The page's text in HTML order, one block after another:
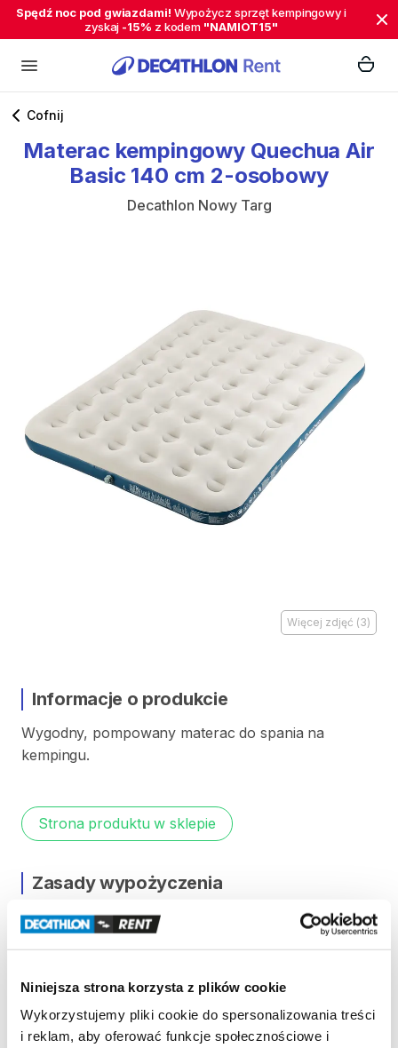
Niniejsza strona korzysta z plików cookie
Wykorzystujemy pliki cookie do spersonalizowania treści
i reklam, aby oferować funkcje społecznościowe i
Spędź noc pod gwiazdami! Wypożycz sprzęt kempingowy i
zyskaj -15% z kodem "NAMIOT15"
Cofnij
Materac kempingowy Quechua Air
Basic 140 cm 2-osobowy
Decathlon Nowy Targ
Więcej zdjęć (3)
Informacje o produkcie
Wygodny​​​,​ pompowany materac do spania na
kempingu.
Strona produktu w sklepie
Zasady wypożyczenia
REGULAMIN
KAUCJA